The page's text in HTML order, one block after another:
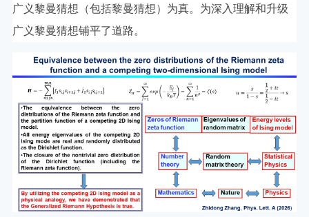
广义黎曼猜想（包括黎曼猜想）为真。为深入理解和升级
广义黎曼猜想铺平了道路。